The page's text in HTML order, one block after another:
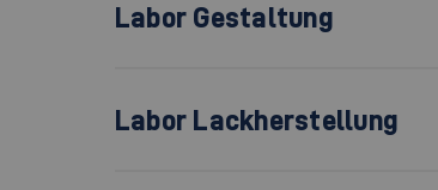
Labor Gestaltung
Labor Lackherstellung